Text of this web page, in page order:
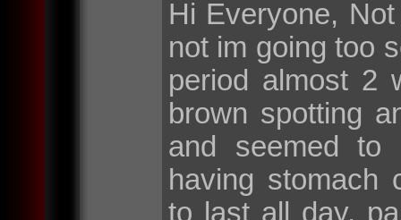
Hi Everyone,
not im going too
period almost 2
brown spotting
and seemed to
having stomach
to last all day,